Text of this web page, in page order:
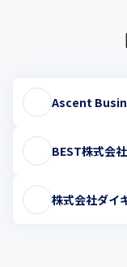
Ascent
BEST株式会社
株式会社ダイ